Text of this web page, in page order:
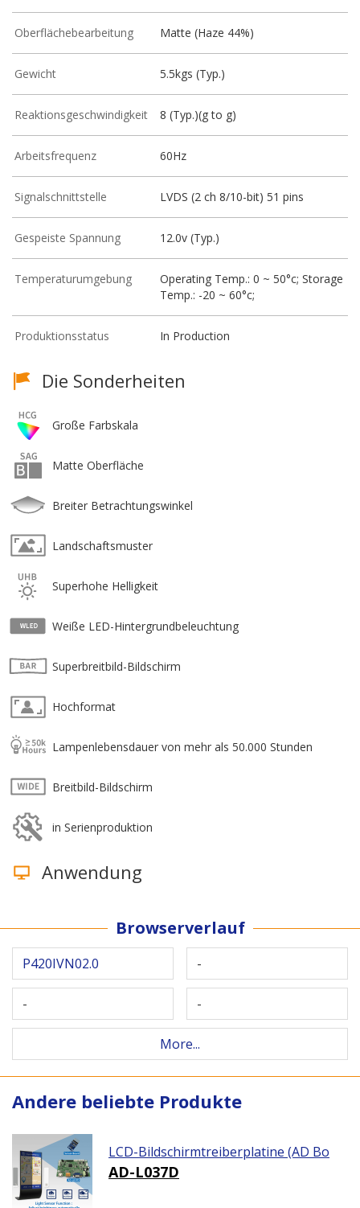
Oberflächebearbeitung Matte (Haze 44%)
Gewicht 5.5kgs (Typ.)
Reaktionsgeschwindigkeit 8 (Typ.)(g to g)
Arbeitsfrequenz 60Hz
Signalschnittstelle LVDS (2 ch 8/10-bit) 51 pins
Gespeiste Spannung 12.0v (Typ.)
Temperaturumgebung
Operating Temp.: 0 ~ 50°c; Storage
Temp.: -20 ~ 60°c;
Produktionsstatus In Production
Die Sonderheiten
Große Farbskala
Matte Oberfläche
Breiter Betrachtungswinkel
Landschaftsmuster
Superhohe Helligkeit
Weiße LED-Hintergrundbeleuchtung
Superbreitbild-Bildschirm
Hochformat
Lampenlebensdauer von mehr als 50.000 Stunden
Breitbild-Bildschirm
in Serienproduktion
Anwendung
Browserverlauf
P420IVN02.0 -
- -
More...
Andere beliebte Produkte
LCD-Bildschirmtreiberplatine (AD Bo
ard)
AD-L037D